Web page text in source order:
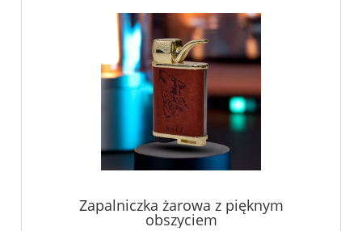
Zapalniczka żarowa z pięknym
obszyciem